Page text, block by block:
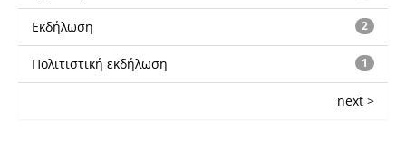
2
Εκδήλωση
1
Πολιτιστική εκδήλωση
next >